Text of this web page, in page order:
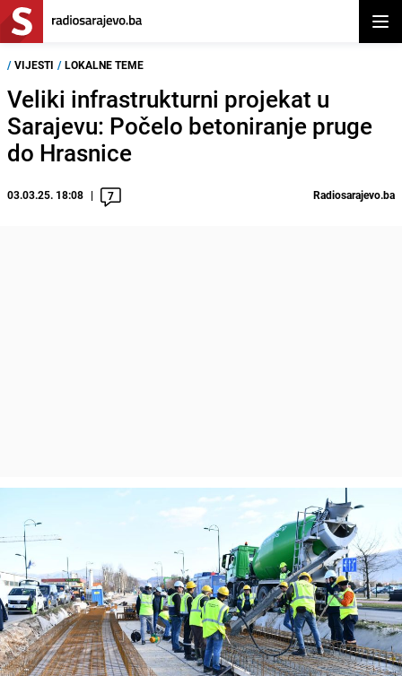
/ VIJESTI / LOKALNE TEME
Veliki infrastrukturni projekat u
Sarajevu: Počelo betoniranje pruge
do Hrasnice
03.03.25. 18:08 7 Radiosarajevo.ba